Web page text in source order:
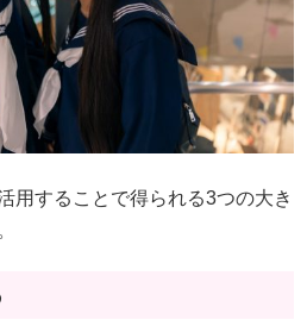
用することで得られる3つの大き